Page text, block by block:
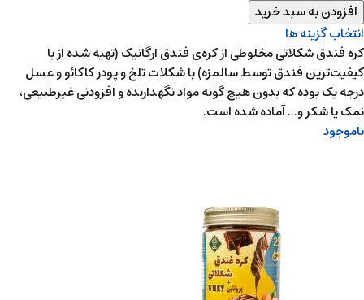
افزودن به سبد خرید
انتخاب گزینه ها
کره فندق شکلاتی مخلوطی از کره‌ی فندق ارگانیک (تهیه شده از با
کیفیت‌ترین فندق توسط سالمزه) با شکلات تلخ و پودر کاکائو و عسل
درجه یک بوده که بدون هیچ گونه مواد نگهدارنده و افزودنی غیرطبیعی‌،
نمک یا شکر و... آماده شده است.
ناموجود